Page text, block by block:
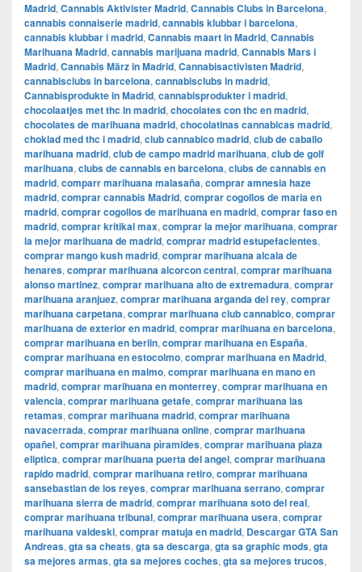
Madrid, Cannabis Aktivister Madrid, Cannabis Clubs in Barcelona,
cannabis connaiserie madrid, cannabis klubbar i barcelona,
cannabis klubbar i madrid, Cannabis maart in Madrid, Cannabis
Marihuana Madrid, cannabis marijuana madrid, Cannabis Mars i
Madrid, Cannabis März in Madrid, Cannabisactivisten Madrid,
cannabisclubs in barcelona, cannabisclubs in madrid,
Cannabisprodukte in Madrid, cannabisprodukter i madrid,
chocolaatjes met thc in madrid, chocolates con thc en madrid,
chocolates de marihuana madrid, chocolatinas cannabicas madrid,
choklad med thc i madrid, club cannabico madrid, club de caballo
marihuana madrid, club de campo madrid marihuana, club de golf
marihuana, clubs de cannabis en barcelona, clubs de cannabis en
madrid, comparr marihuana malasaña, comprar amnesia haze
madrid, comprar cannabis Madrid, comprar cogollos de maria en
madrid, comprar cogollos de marihuana en madrid, comprar faso en
madrid, comprar kritikal max, comprar la mejor marihuana, comprar
la mejor marihuana de madrid, comprar madrid estupefacientes,
comprar mango kush madrid, comprar marihuana alcala de
henares, comprar marihuana alcorcon central, comprar marihuana
alonso martinez, comprar marihuana alto de extremadura, comprar
marihuana aranjuez, comprar marihuana arganda del rey, comprar
marihuana carpetana, comprar marihuana club cannabico, comprar
marihuana de exterior en madrid, comprar marihuana en barcelona,
comprar marihuana en berlin, comprar marihuana en España,
comprar marihuana en estocolmo, comprar marihuana en Madrid,
comprar marihuana en malmo, comprar marihuana en mano en
madrid, comprar marihuana en monterrey, comprar marihuana en
valencia, comprar marihuana getafe, comprar marihuana las
retamas, comprar marihuana madrid, comprar marihuana
navacerrada, comprar marihuana online, comprar marihuana
opañel, comprar marihuana pìramides, comprar marihuana plaza
eliptica, comprar marihuana puerta del angel, comprar marihuana
rapido madrid, comprar marihuana retiro, comprar marihuana
sansebastian de los reyes, comprar marihuana serrano, comprar
marihuana sierra de madrid, comprar marihuana soto del real,
comprar marihuana tribunal, comprar marihuana usera, comprar
marihuana valdeski, comprar matuja en madrid, Descargar GTA San
Andreas, gta sa cheats, gta sa descarga, gta sa graphic mods, gta
sa mejores armas, gta sa mejores coches, gta sa mejores trucos,